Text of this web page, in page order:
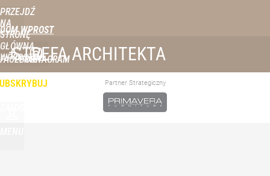
PRZEJDŹ
NA
STRONĘ
GŁÓWNĄ
WPROST.PL
DOM WPROST
FACEBOOKINSTAGRAM
STREFA ARCHITEKTA
Partner Strategiczny